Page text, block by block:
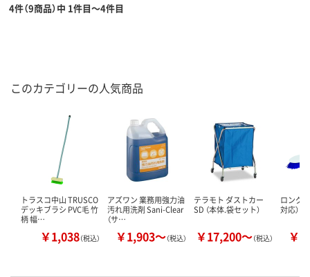
4件（9商品）中 1件目～4件目
このカテゴリーの人気商品
トラスコ中山 TRUSCO
デッキブラシ PVC毛 竹
柄 幅…
￥1,038（税込）
アズワン 業務用強力油
汚れ用洗剤 Sani-Clear
（サ…
￥1,903～（税込）
テラモト ダストカー
SD （本体.袋セット）
￥17,200～（税込）
ロング
対応）
￥